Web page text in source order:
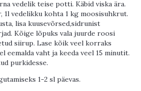
vedelik teise potti. Käbid viska ära.
1l vedelikku kohta 1 kg moosisuhkrut.
lisa kuusevõrsed,sidrunist
Kõige lõpuks vala juurde roosi
siirup. Lase kõik veel korraks
eemalda vaht ja keeda veel 15 minutit.
purkidesse.
1-2 sl päevas.